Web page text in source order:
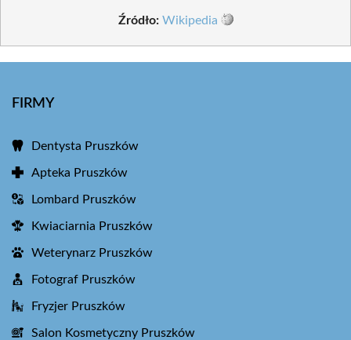
Źródło: Wikipedia
FIRMY
Dentysta Pruszków
Apteka Pruszków
Lombard Pruszków
Kwiaciarnia Pruszków
Weterynarz Pruszków
Fotograf Pruszków
Fryzjer Pruszków
Salon Kosmetyczny Pruszków